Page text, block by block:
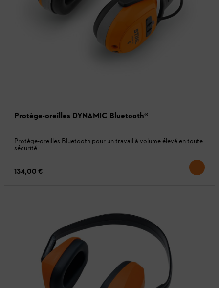
Protège-oreilles DYNAMIC Bluetooth®
Protège-oreilles Bluetooth pour un travail à volume élevé en toute
sécurité
134,00 €